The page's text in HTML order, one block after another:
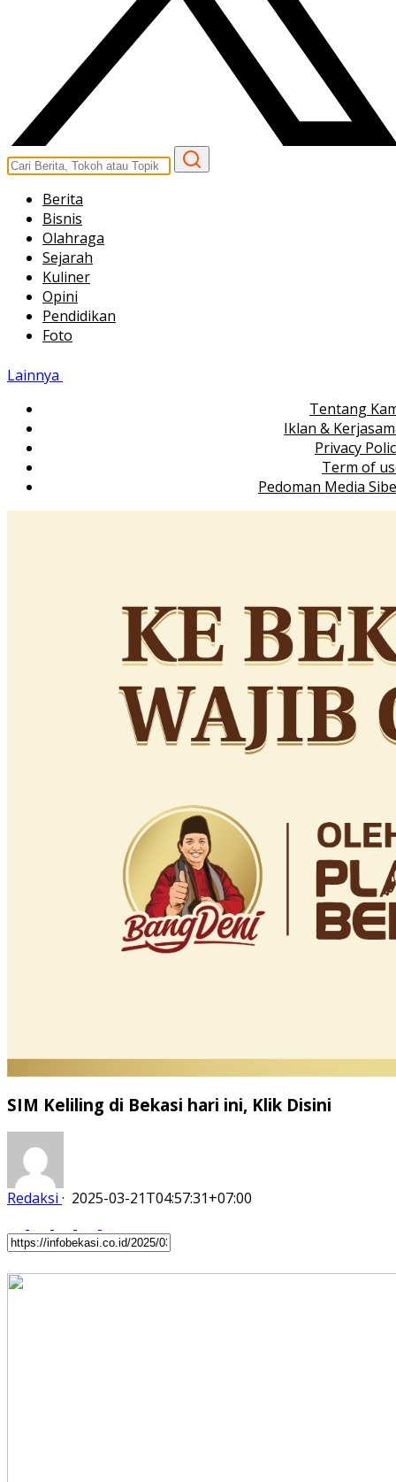
Berita
Bisnis
Olahraga
Sejarah
Kuliner
Opini
Pendidikan
Foto
Lainnya
Tentang
Iklan &
Privacy
Term of
Pedoman Media
SIM Keliling di Bekasi hari ini, Klik Disini
Redaksi · 2025-03-21T04:57:31+07:00